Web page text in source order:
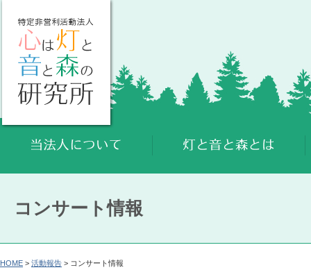
コンサート情報
HOME > 活動報告 > コンサート情報